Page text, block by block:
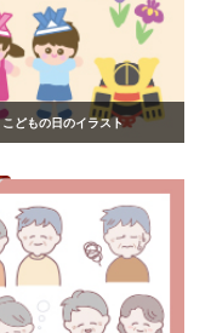
こどもの日のイラスト